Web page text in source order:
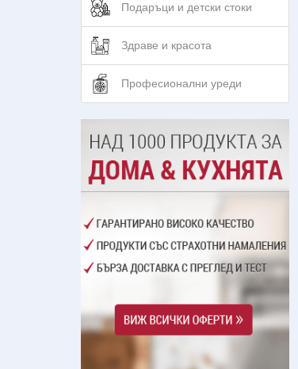
Подаръци и детски стоки
Здраве и красота
Професионални уреди